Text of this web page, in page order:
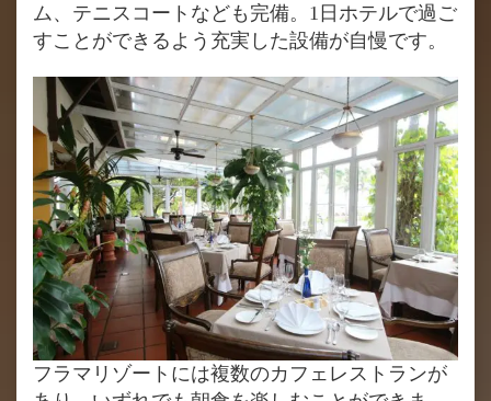
ム、テニスコートなども完備。1日ホテルで過ご
すことができるよう充実した設備が自慢です。
フラマリゾートには複数のカフェレストランが